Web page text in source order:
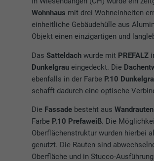
Wohnhaus mit drei Wohneinheiten
einheitliche Gebäudehülle aus
Objekt einen einzigartigen und
DasSatteldachwurde mit PREFALZ
Dunkelgrau eingedeckt. Die
ebenfalls in der Farbe P.10
schafft dadurch eine optische
Die Fassade besteht aus
Farbe P.10 Prefaweiß. Die
Oberflächenstruktur wurden hierbei
genutzt. Die Rauten sind
Oberfläche und in Stucco-